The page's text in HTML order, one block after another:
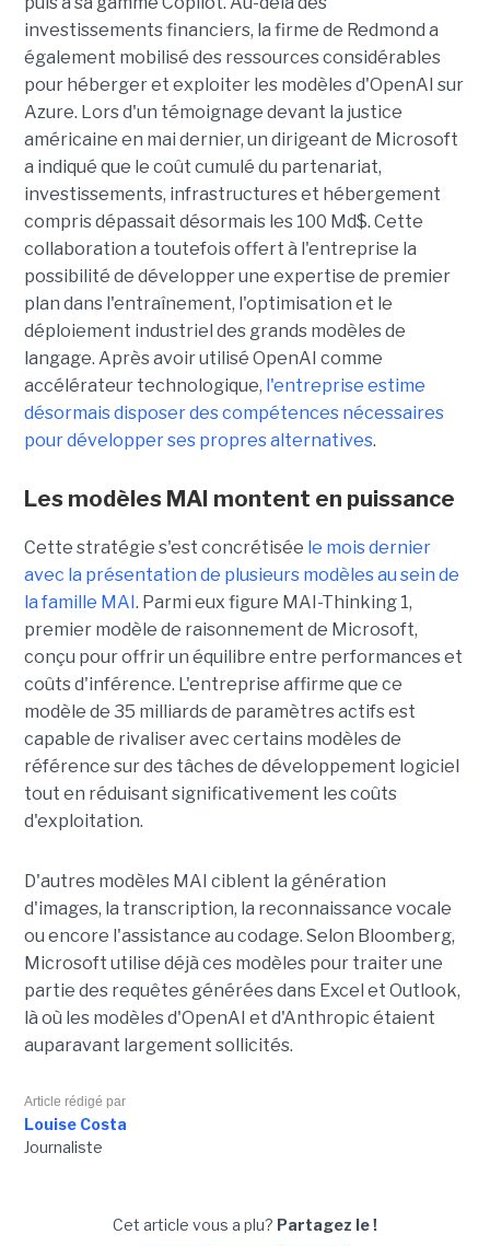
investissements financiers, la firme de Redmond a
également mobilisé des ressources considérables
pour héberger et exploiter les modèles d'OpenAI sur
Azure. Lors d'un témoignage devant la justice
américaine en mai dernier, un dirigeant de Microsoft
a indiqué que le coût cumulé du partenariat,
investissements, infrastructures et hébergement
compris dépassait désormais les 100 Md$. Cette
collaboration a toutefois offert à l'entreprise la
possibilité de développer une expertise de premier
plan dans l'entraînement, l'optimisation et le
déploiement industriel des grands modèles de
langage. Après avoir utilisé OpenAI comme
accélérateur technologique, l'entreprise estime
désormais disposer des compétences nécessaires
pour développer ses propres alternatives.
Les modèles MAI montent en puissance
Cette stratégie s'est concrétisée le mois dernier
avec la présentation de plusieurs modèles au sein de
la famille MAI . Parmi eux figure MAI-Thinking 1,
premier modèle de raisonnement de Microsoft,
conçu pour offrir un équilibre entre performances et
coûts d'inférence. L'entreprise affirme que ce
modèle de 35 milliards de paramètres actifs est
capable de rivaliser avec certains modèles de
référence sur des tâches de développement logiciel
tout en réduisant significativement les coûts
d'exploitation.
D'autres modèles MAI ciblent la génération
d'images, la transcription, la reconnaissance vocale
ou encore l'assistance au codage. Selon Bloomberg,
Microsoft utilise déjà ces modèles pour traiter une
partie des requêtes générées dans Excel et Outlook,
là où les modèles d'OpenAI et d'Anthropic étaient
auparavant largement sollicités.
Article rédigé par
Louise Costa
Journaliste
Cet article vous a plu? Partagez le !